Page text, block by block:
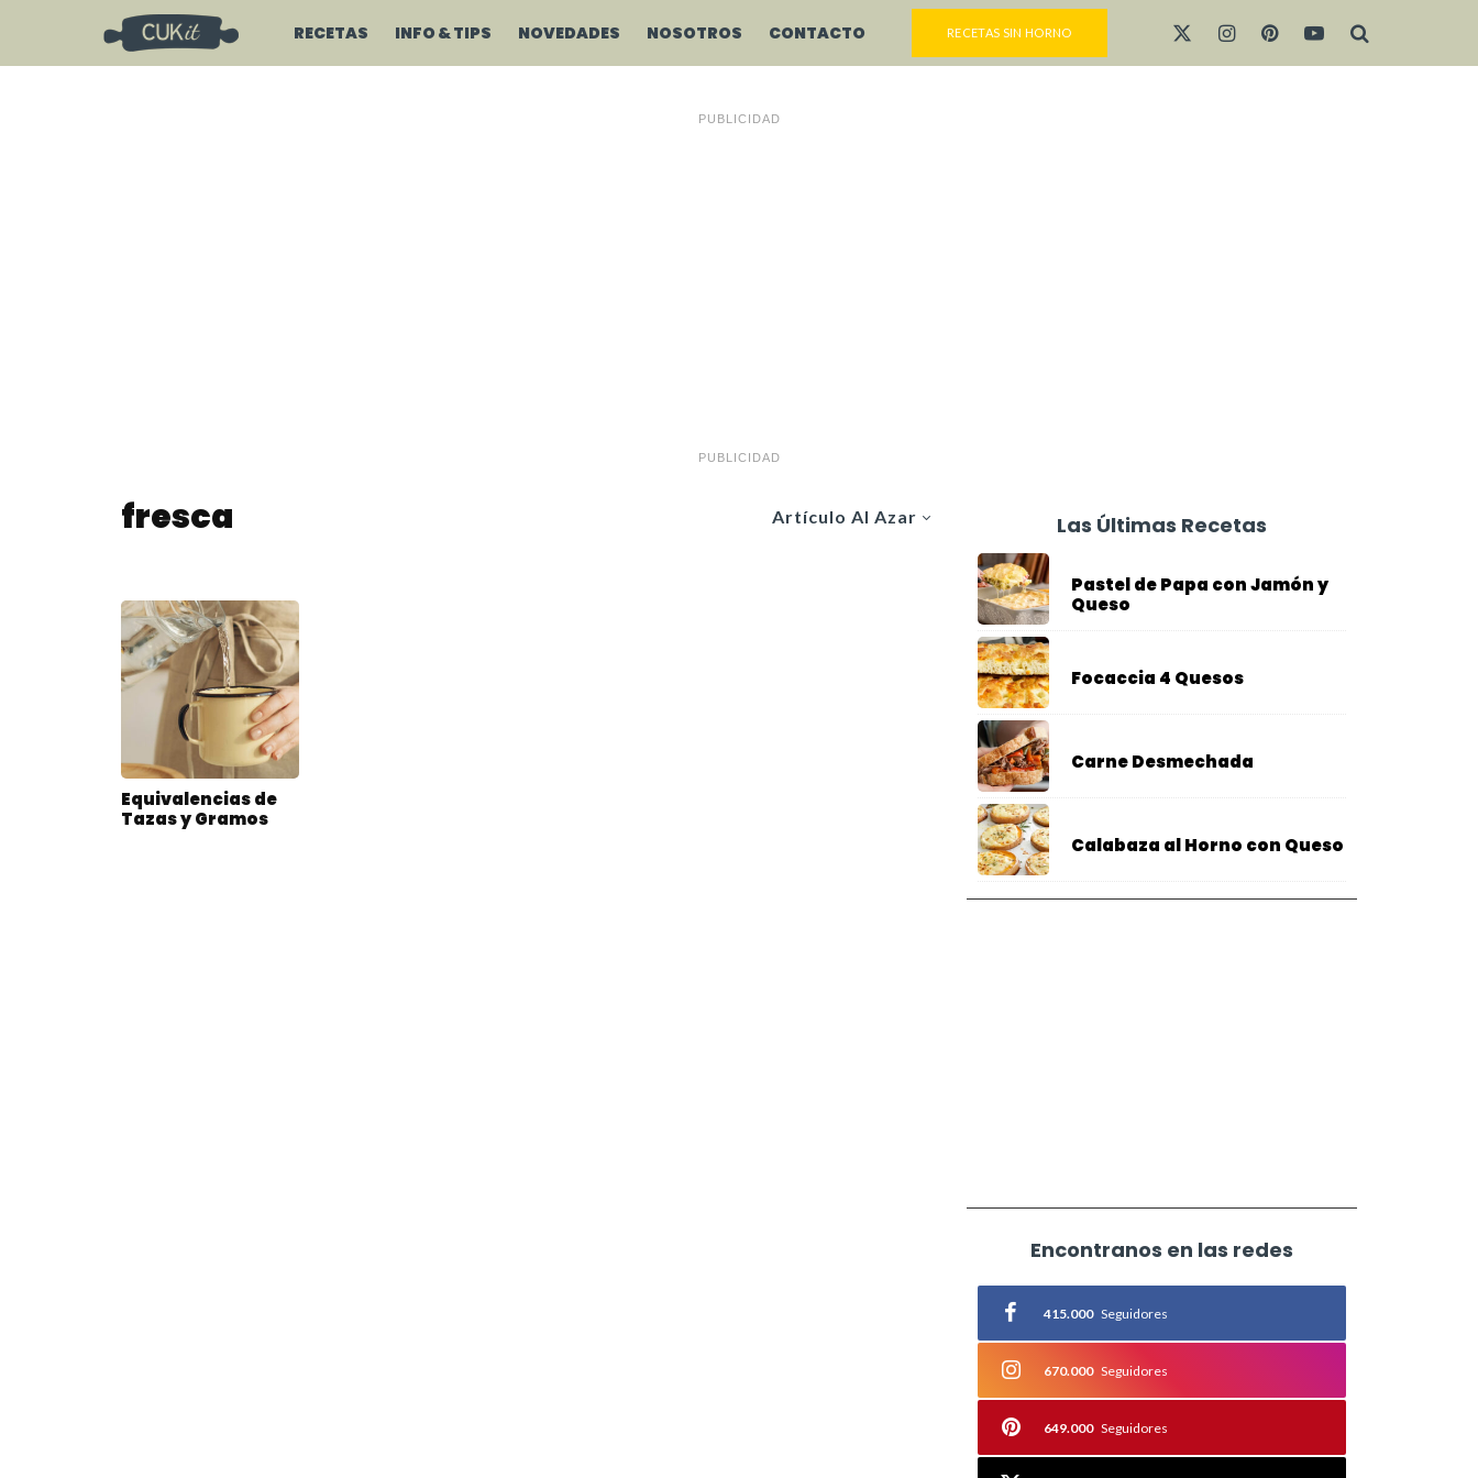
RECETAS INFO & TIPS NOVEDADES NOSOTROS CONTACTO RECETAS SIN HORNO
PUBLICIDAD
PUBLICIDAD
Artículo Al Azar
fresca
Equivalencias de
Tazas y Gramos
Las Últimas Recetas
Pastel de Papa con Jamón y
Queso
Focaccia 4 Quesos
Carne Desmechada
Calabaza al Horno con Queso
Encontranos en las redes
415.000 Seguidores
670.000 Seguidores
649.000 Seguidores